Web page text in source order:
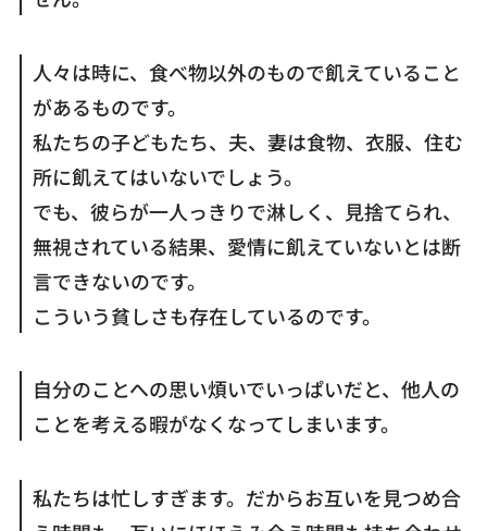
人々は時に、食べ物以外のもので飢えていること
があるものです。
私たちの子どもたち、夫、妻は食物、衣服、住む
所に飢えてはいないでしょう。
でも、彼らが一人っきりで淋しく、見捨てられ、
無視されている結果、愛情に飢えていないとは断
言できないのです。
こういう貧しさも存在しているのです。
自分のことへの思い煩いでいっぱいだと、他人の
ことを考える暇がなくなってしまいます。
私たちは忙しすぎます。だからお互いを見つめ合